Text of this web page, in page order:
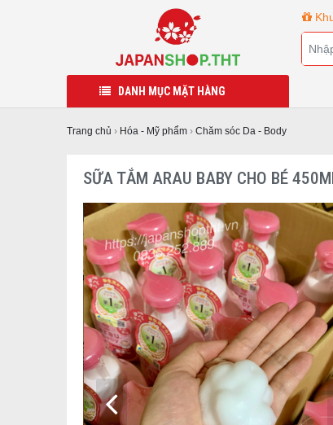
DANH MỤC MẶT HÀNG
Trang chủ › Hóa - Mỹ phẩm › Chăm sóc Da - Body
SỮA TẮM ARAU BABY CHO BÉ